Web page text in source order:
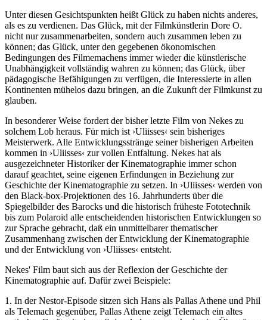
Unter diesen Gesichtspunkten heißt Glück zu haben nichts anderes,
als es zu verdienen. Das Glück, mit der Filmkünstlerin Dore O.
nicht nur zusammenarbeiten, sondern auch zusammen leben zu
können; das Glück, unter den gegebenen ökonomischen
Bedingungen des Filmemachens immer wieder die künstlerische
Unabhängigkeit vollständig wahren zu können; das Glück, über
pädagogische Befähigungen zu verfügen, die Interessierte in allen
Kontinenten mühelos dazu bringen, an die Zukunft der Filmkunst zu
glauben.
In besonderer Weise fordert der bisher letzte Film von Nekes zu
solchem Lob heraus. Für mich ist ›Uliisses‹ sein bisheriges
Meisterwerk. Alle Entwicklungsstränge seiner bisherigen Arbeiten
kommen in ›Uliisses‹ zur vollen Entfaltung. Nekes hat als
ausgezeichneter Historiker der Kinematographie immer schon
darauf geachtet, seine eigenen Erfindungen in Beziehung zur
Geschichte der Kinematographie zu setzen. In ›Uliisses‹ werden von
den Black-box-Projektionen des 16. Jahrhunderts über die
Spiegelbilder des Barocks und die historisch früheste Fototechnik
bis zum Polaroid alle entscheidenden historischen Entwicklungen so
zur Sprache gebracht, daß ein unmittelbarer thematischer
Zusammenhang zwischen der Entwicklung der Kinematographie
und der Entwicklung von ›Uliisses‹ entsteht.
Nekes' Film baut sich aus der Reflexion der Geschichte der
Kinematographie auf. Dafür zwei Beispiele:
1. In der Nestor-Episode sitzen sich Hans als Pallas Athene und Phil
als Telemach gegenüber, Pallas Athene zeigt Telemach ein altes